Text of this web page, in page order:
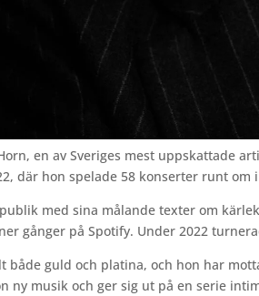
en av Sveriges mest uppskattade
där hon spelade 58 konserter runt
med sina målande texter om
gånger på Spotify. Under 2022
både guld och platina, och hon har
ny musik och ger sig ut på en serie